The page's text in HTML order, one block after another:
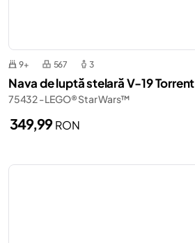
9+ 567 3
Nava de luptă stelară V-19 Torrent
75432 - LEGO® Star Wars™
349,99RON